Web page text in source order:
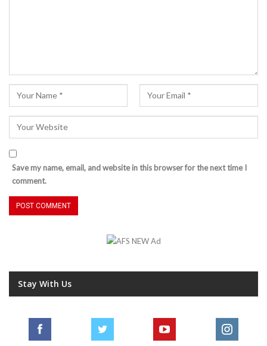
Save my name, email, and website in this browser for the next time I
comment.
Stay With Us